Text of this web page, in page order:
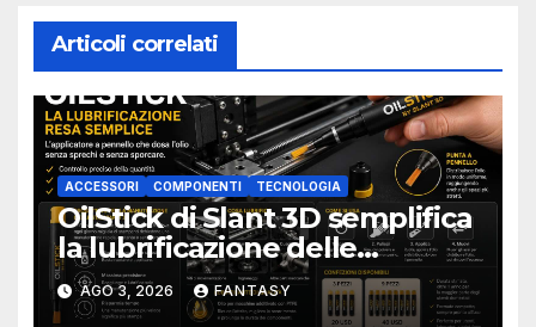
Articoli correlati
ACCESSORI COMPONENTI TECNOLOGIA
OilStick di Slant 3D semplifica
la lubrificazione delle
stampanti 3D con un
applicatore a pennello
AGO 3, 2026 FANTASY